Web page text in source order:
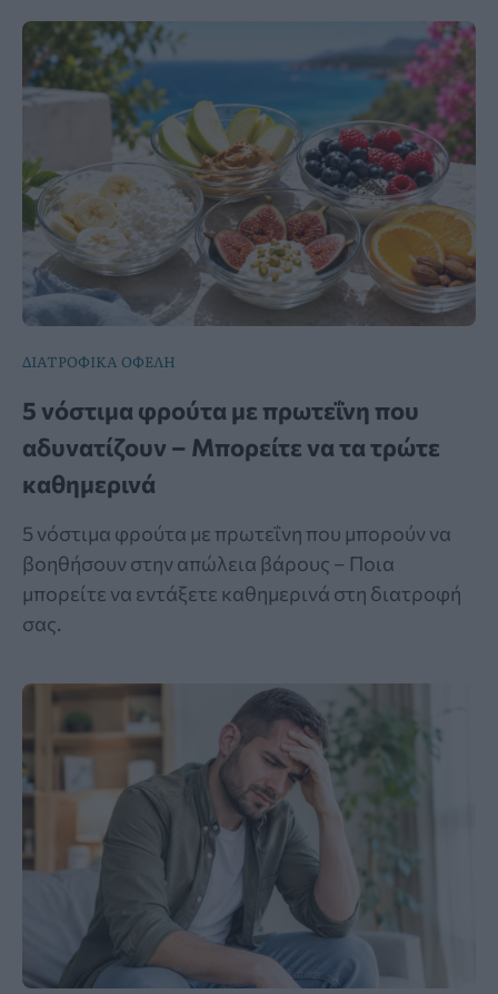
ΔΙΑΤΡΟΦΙΚΑ ΟΦΕΛΗ
5 νόστιμα φρούτα με πρωτεΐνη που
αδυνατίζουν – Μπορείτε να τα τρώτε
καθημερινά
5 νόστιμα φρούτα με πρωτεΐνη που μπορούν να
βοηθήσουν στην απώλεια βάρους – Ποια
μπορείτε να εντάξετε καθημερινά στη διατροφή
σας.